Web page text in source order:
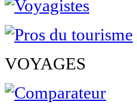
VOYAGES